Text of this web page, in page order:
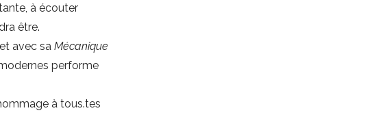
à écouter
être.
et avec saMécanique
performe
à tous.tes